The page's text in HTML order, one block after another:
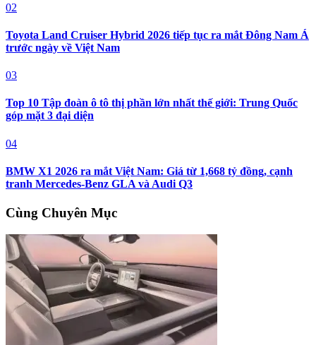
02
Toyota Land Cruiser Hybrid 2026 tiếp tục ra mắt Đông Nam Á
trước ngày về Việt Nam
03
Top 10 Tập đoàn ô tô thị phần lớn nhất thế giới: Trung Quốc
góp mặt 3 đại diện
04
BMW X1 2026 ra mắt Việt Nam: Giá từ 1,668 tỷ đồng, cạnh
tranh Mercedes-Benz GLA và Audi Q3
Cùng Chuyên Mục